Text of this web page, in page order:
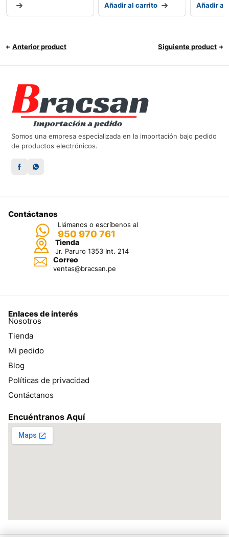
Añadir al carrito Añadir al
Anterior product Siguiente product
Somos una empresa especializada en la importación bajo pedido
de productos electrónicos.
Contáctanos
Llámanos o escríbenos al
950 970 761
Tienda
Jr. Paruro 1353 Int. 214
Correo
ventas@bracsan.pe
Enlaces de interés
Nosotros
Tienda
Mi pedido
Blog
Políticas de privacidad
Contáctanos
Encuéntranos Aquí